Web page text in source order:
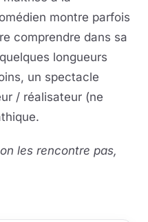
montre parfois
comprendre dans sa
longueurs
un spectacle
/ réalisateur (ne
les rencontre pas,